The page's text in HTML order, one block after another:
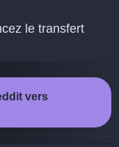
le transfert
vers